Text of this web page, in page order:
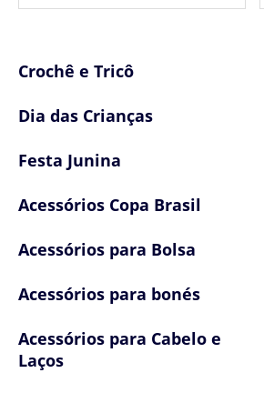
Crochê e Tricô
Dia das Crianças
Festa Junina
Acessórios Copa Brasil
Acessórios para Bolsa
Acessórios para bonés
Acessórios para Cabelo e
Laços